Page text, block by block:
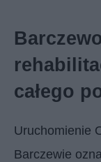
całego
Uruchomienie
Barczewie